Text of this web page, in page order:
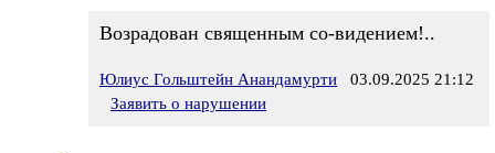
Возрадован священным со-видением!..
Юлиус Гольштейн Анандамурти 03.09.2025 21:12
Заявить о нарушении